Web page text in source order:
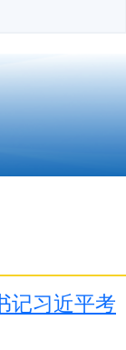
记习近平考